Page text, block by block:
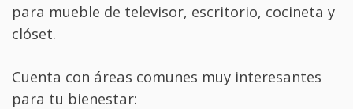
para mueble de televisor, escritorio, cocineta y
clóset.
Cuenta con áreas comunes muy interesantes
para tu bienestar: